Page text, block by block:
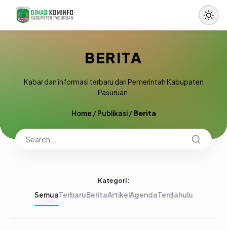
BERITA
Kabar dan informasi terbaru dari Pemerintah Kabupaten
Pasuruan.
Home /Publikasi/Berita
Kategori:
SemuaTerbaruBeritaArtikelAgendaTerdahulu